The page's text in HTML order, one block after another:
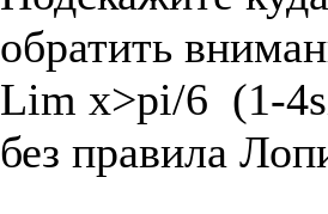
обратить
Lim x>pi/6  (1-
без правила